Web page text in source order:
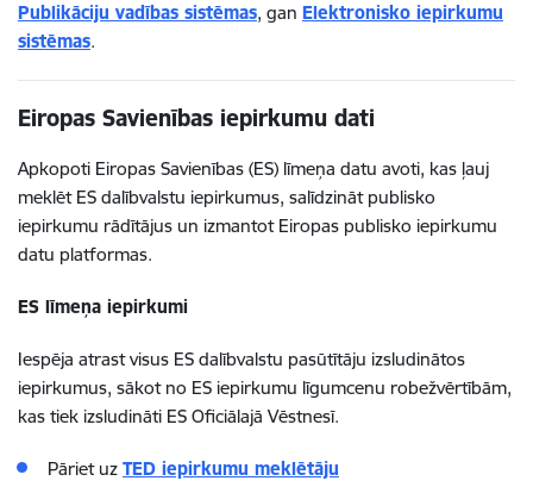
Publikāciju vadības sistēmas, gan Elektronisko iepirkumu
sistēmas.
Eiropas Savienības iepirkumu dati
Apkopoti Eiropas Savienības (ES) līmeņa datu avoti, kas ļauj
meklēt ES dalībvalstu iepirkumus, salīdzināt publisko
iepirkumu rādītājus un izmantot Eiropas publisko iepirkumu
datu platformas.
ES līmeņa iepirkumi
Iespēja atrast visus ES dalībvalstu pasūtītāju izsludinātos
iepirkumus, sākot no ES iepirkumu līgumcenu robežvērtībām,
kas tiek izsludināti ES Oficiālajā Vēstnesī.
Pāriet uz TED iepirkumu meklētāju